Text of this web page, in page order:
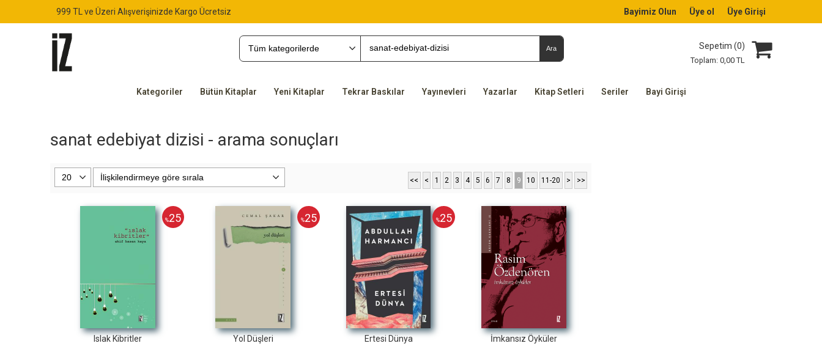
999 TL ve Üzeri Alışverişinizde Kargo Ücretsiz Bayimiz Olun Üye ol Üye Girişi
Ara Sepetim (0)
Toplam:0,00 TL
Kategoriler Bütün Kitaplar Yeni Kitaplar Tekrar Baskılar Yayınevleri Yazarlar Kitap Setleri Seriler Bayi Girişi
sanat edebiyat dizisi - arama sonuçları
<< < 1 2 3 4 5 6 7 8 9 10 11-20 > >>
%25
Islak Kibritler
%25
Yol Düşleri
%25
Ertesi Dünya İmkansız Öyküler